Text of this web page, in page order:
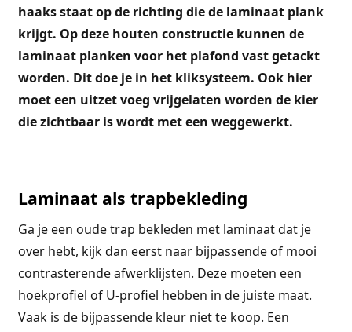
haaks staat op de richting die de laminaat plank
krijgt. Op deze houten constructie kunnen de
laminaat planken voor het plafond vast getackt
worden. Dit doe je in het kliksysteem. Ook hier
moet een uitzet voeg vrijgelaten worden de kier
die zichtbaar is wordt met een weggewerkt.
Laminaat als trapbekleding
Ga je een oude trap bekleden met laminaat dat je
over hebt, kijk dan eerst naar bijpassende of mooi
contrasterende afwerklijsten. Deze moeten een
hoekprofiel of U-profiel hebben in de juiste maat.
Vaak is de bijpassende kleur niet te koop. Een